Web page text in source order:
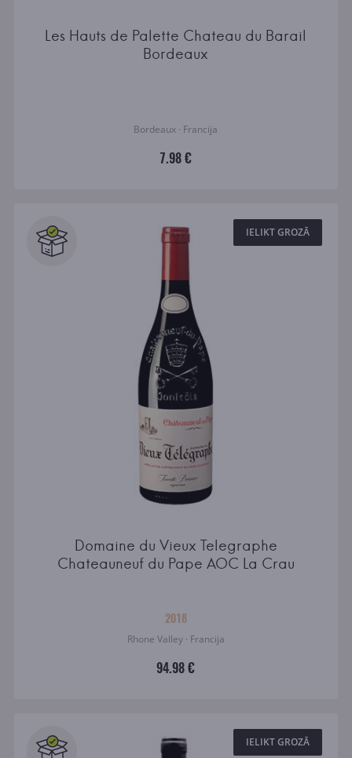
Les Hauts de Palette Chateau du Barail
Bordeaux
Bordeaux · Francija
7.98 €
IELIKT GROZĀ
Domaine du Vieux Telegraphe
Chateauneuf du Pape AOC La Crau
2018
Rhone Valley · Francija
94.98 €
IELIKT GROZĀ